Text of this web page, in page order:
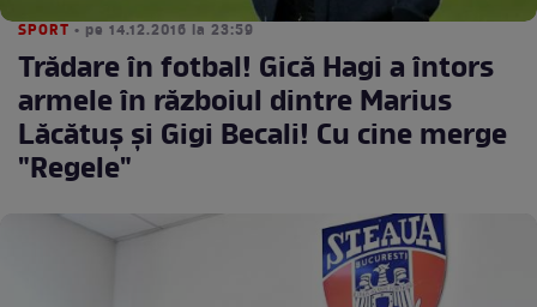
SPORT • pe 14.12.2016 la 23:59
Trădare în fotbal! Gică Hagi a întors
armele în războiul dintre Marius
Lăcătuş şi Gigi Becali! Cu cine merge
"Regele"